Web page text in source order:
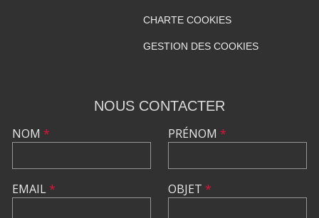
CHARTE COOKIES
GESTION DES COOKIES
NOUS CONTACTER
NOM *
EMAIL*
PRÉNOM *
OBJET *